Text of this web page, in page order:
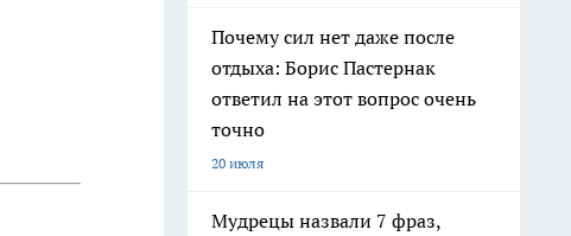
Почему сил нет даже после
отдыха: Борис Пастернак
ответил на этот вопрос очень
точно
20 июля
Мудрецы назвали 7 фраз,